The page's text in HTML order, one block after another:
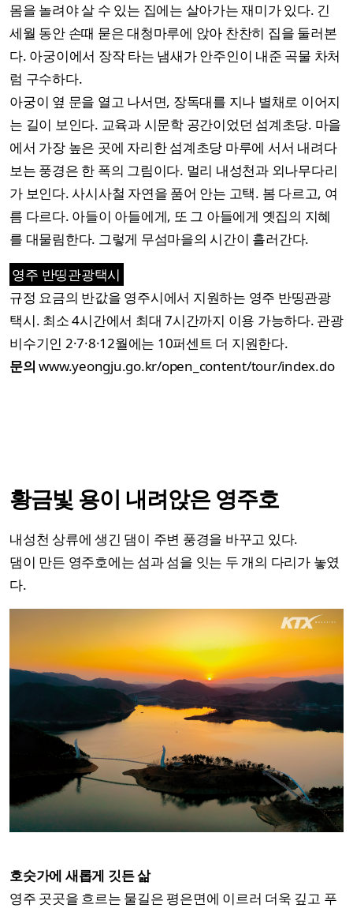
몸을 놀려야 살 수 있는 집에는 살아가는 재미가 있다. 긴
세월 동안 손때 묻은 대청마루에 앉아 찬찬히 집을 둘러본
다. 아궁이에서 장작 타는 냄새가 안주인이 내준 곡물 차처
럼 구수하다.
아궁이 옆 문을 열고 나서면, 장독대를 지나 별채로 이어지
는 길이 보인다. 교육과 시문학 공간이었던 섬계초당. 마을
에서 가장 높은 곳에 자리한 섬계초당 마루에 서서 내려다
보는 풍경은 한 폭의 그림이다. 멀리 내성천과 외나무다리
가 보인다. 사시사철 자연을 품어 안는 고택. 봄 다르고, 여
름 다르다. 아들이 아들에게, 또 그 아들에게 옛집의 지혜
를 대물림한다. 그렇게 무섬마을의 시간이 흘러간다.
영주 반띵관광택시
규정 요금의 반값을 영주시에서 지원하는 영주 반띵관광
택시. 최소 4시간에서 최대 7시간까지 이용 가능하다. 관광
비수기인 2·7·8·12월에는 10퍼센트 더 지원한다.
문의 www.yeongju.go.kr/open_content/tour/index.do
황금빛 용이 내려앉은 영주호
내성천 상류에 생긴 댐이 주변 풍경을 바꾸고 있다.
댐이 만든 영주호에는 섬과 섬을 잇는 두 개의 다리가 놓였
다.
호숫가에 새롭게 깃든 삶
영주 곳곳을 흐르는 물길은 평은면에 이르러 더욱 깊고 푸